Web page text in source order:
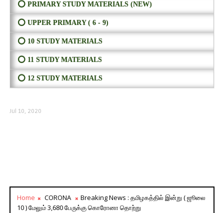
⭕ PRIMARY STUDY MATERIALS (NEW)
⭕ UPPER PRIMARY ( 6 - 9)
⭕ 10 STUDY MATERIALS
⭕ 11 STUDY MATERIALS
⭕ 12 STUDY MATERIALS
Jul 10, 2020
Home CORONA
Breaking News : தமிழகத்தில் இன்று ( ஜூலை
10 ) மேலும் 3,680 பேருக்கு கொரோனா தொற்று